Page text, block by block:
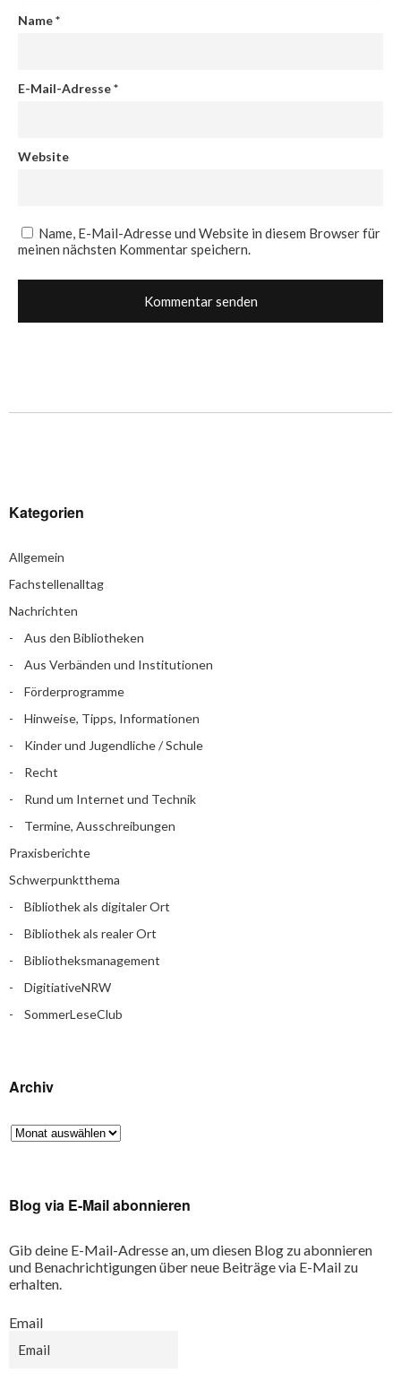
Name*
E-Mail-Adresse*
Website
Name, E-Mail-Adresse und Website in diesem Browser für
meinen nächsten Kommentar speichern.
Kategorien
Allgemein
Fachstellenalltag
Nachrichten
Aus den Bibliotheken
Aus Verbänden und Institutionen
Förderprogramme
Hinweise, Tipps, Informationen
Kinder und Jugendliche / Schule
Recht
Rund um Internet und Technik
Termine, Ausschreibungen
Praxisberichte
Schwerpunktthema
Bibliothek als digitaler Ort
Bibliothek als realer Ort
Bibliotheksmanagement
DigitiativeNRW
SommerLeseClub
Archiv
Blog via E-Mail abonnieren
Gib deine E-Mail-Adresse an, um diesen Blog zu abonnieren
und Benachrichtigungen über neue Beiträge via E-Mail zu
erhalten.
Email